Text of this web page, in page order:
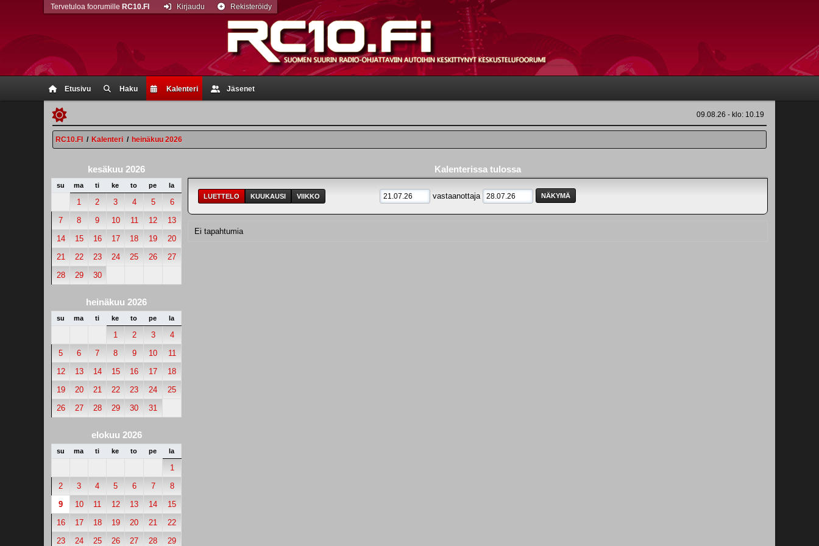
Etusivu Haku Kalenteri Jäsenet
Tervetuloa foorumille RC10.FI Kirjaudu Rekisteröidy
09.08.26 - klo: 10.19
RC10.FI / Kalenteri / heinäkuu 2026
kesäkuu 2026
su ma ti ke to pe la
1 2 3 4 5
6
7
8 9 10 11 12
13
14
15 16 17 18 19
20
21
22 23 24 25 26
27
28
29 30
heinäkuu 2026
su ma ti ke to pe la
1 2 3
4
5
6 7 8 9 10
11
12
13 14 15 16 17
18
19
20 21 22 23 24
25
26
27 28 29 30 31
elokuu 2026
su ma ti ke to pe la
1
2
3 4 5 6 7
8
9
10 11 12 13 14
15
16
17 18 19 20 21
22
23
24 25 26 27 28 29
Kalenterissa tulossa
LUETTELO KUUKAUSI VIIKKO vastaanottaja
Ei tapahtumia